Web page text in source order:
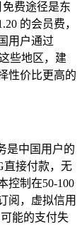
费途径是东
的会员费，
用户通过
些地区，建
性价比更高的
是中国用户的
直接付款，无
控制在50-100
阅，虚拟信用
能的支付失